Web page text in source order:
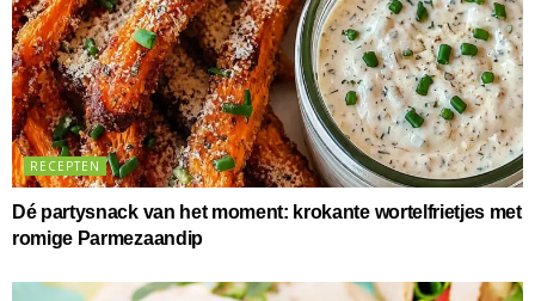
RECEPTEN
Dé partysnack van het moment: krokante wortelfrietjes met
romige Parmezaandip